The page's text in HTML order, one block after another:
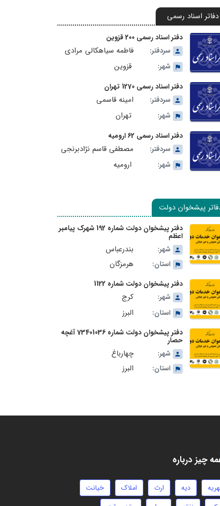
دفاتر اسناد رسمی
دفتر اسناد رسمی 200 قزوین
سردفتر:
فاطمه سیاهکالی مرادی
شهر: قزوین
دفتر اسناد رسمی 1270 تهران
سردفتر:
امینه قاسمی
شهر: تهران
دفتر اسناد رسمی 62 ارومیه
سردفتر:
مصطفی قاسم نژادبرنجی
شهر: ارومیه
پیشخوان دولت
دفتر پیشخوان دولت شماره 192 شهرک پیامبر
اعظم
شهر:
بندرعباس
استان: هرمزگان
دفتر پیشخوان دولت شماره 1122
شهر:
کرج
استان: البرز
دفتر پیشخوان دولت شماره 73401036 آغچه
حصار
شهر:
چهارباغ
استان: البرز
چیز درباره
دیه ارث املاک
خیانت